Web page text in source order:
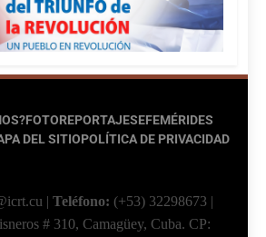
FOTOREPORTAJESEFEMÉRIDES
DEL SITIOPOLÍTICA DE PRIVACIDAD
| Teléfono: (+53) 32298673 |
# 310, Camagüey, Cuba. CP: